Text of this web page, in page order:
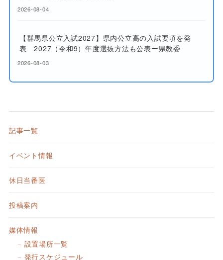
2026-08-04
【群馬県公立入試2027】県内公立高の入試要項を発
表 2027（令和9）年度選抜方法も公表ー県教委
2026-08-03
記事一覧
イベント情報
休日当番医
投稿案内
媒体情報
設置場所一覧
発行スケジュール